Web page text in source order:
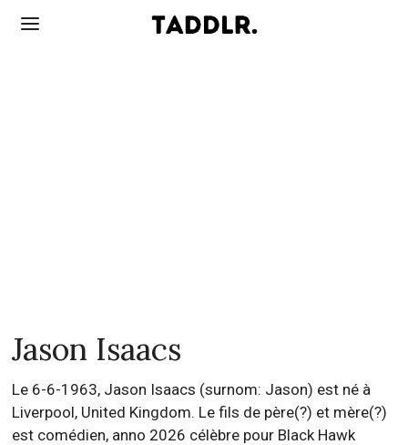
Jason Isaacs
Le 6-6-1963, Jason Isaacs (surnom: Jason) est né à
Liverpool, United Kingdom. Le fils de père(?) et mère(?)
est comédien, anno 2026 célèbre pour Black Hawk